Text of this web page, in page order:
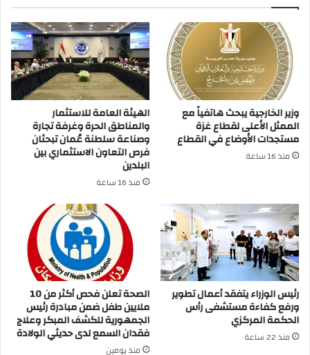
وزير الخارجية يبحث هاتفياً مع
الممثل الأعلى لقطاع غزة
مستجدات الأوضاع في القطاع
منذ 16 ساعة
الهيئة العامة للاستثمار
والمناطق الحرة وغرفة تجارة
وصناعة سلطنة عُمان تبحثان
فرص التعاون الاستثماري بين
البلدين
منذ 16 ساعة
رئيس الوزراء يتفقد أعمال تطوير
ورفع كفاءة مستشفى رأس
الحكمة المركزي
منذ 22 ساعة
الصحة تعلن فحص أكثر من 10
ملايين طفل ضمن مبادرة رئيس
الجمهورية للكشف المبكر وعلاج
فقدان السمع لدى حديثي الولادة
منذ يومين